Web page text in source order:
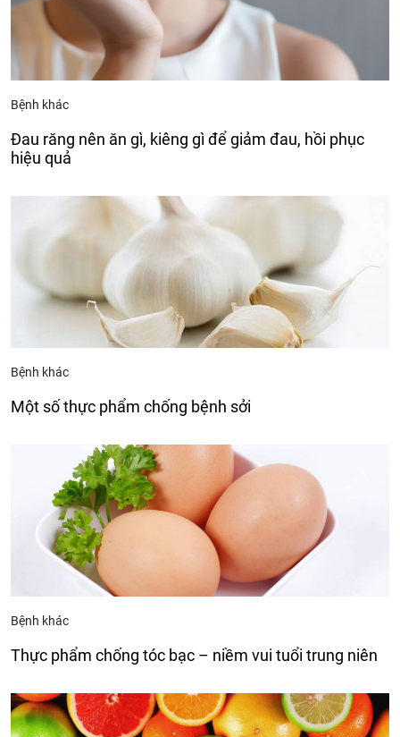
Bệnh khác
Đau răng nên ăn gì, kiêng gì để giảm đau, hồi phục
hiệu quả
Bệnh khác
Một số thực phẩm chống bệnh sởi
Bệnh khác
Thực phẩm chống tóc bạc – niềm vui tuổi trung niên